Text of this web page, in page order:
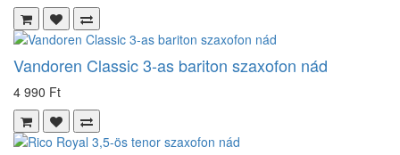
Vandoren Classic 3-as bariton szaxofon nád
4 990 Ft